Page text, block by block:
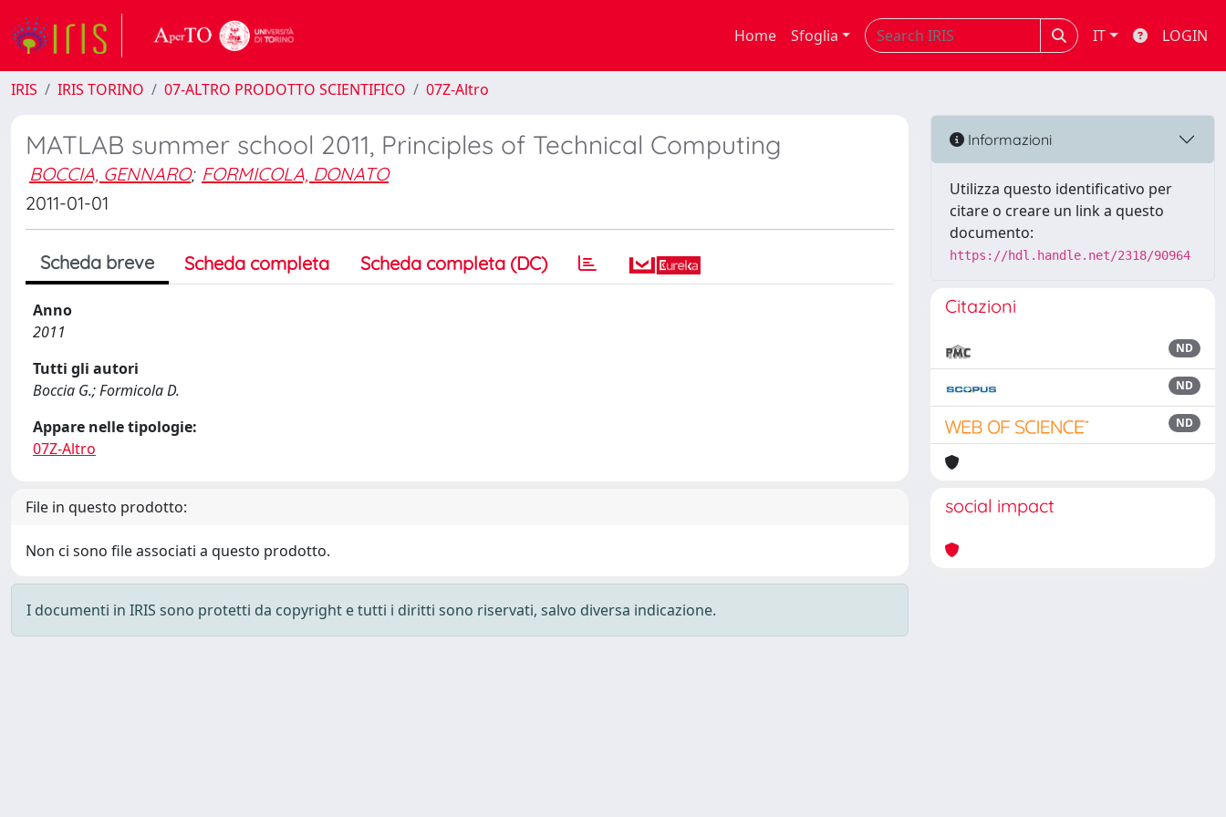
Home Sfoglia IT LOGIN
IRIS IRIS TORINO 07-ALTRO PRODOTTO SCIENTIFICO 07Z-Altro
MATLAB summer school 2011, Principles of Technical Computing
BOCCIA, GENNARO; FORMICOLA, DONATO
2011-01-01
Scheda breve Scheda completa Scheda completa (DC)
Anno
2011
Tutti gli autori
Boccia G.; Formicola D.
Appare nelle tipologie:
07Z-Altro
File in questo prodotto:
Non ci sono file associati a questo prodotto.
I documenti in IRIS sono protetti da copyright e tutti i diritti sono riservati, salvo diversa indicazione.
Informazioni
Utilizza questo identificativo per
citare o creare un link a questo
documento:
https://hdl.handle.net/2318/90964
Citazioni
ND
ND
ND
social impact